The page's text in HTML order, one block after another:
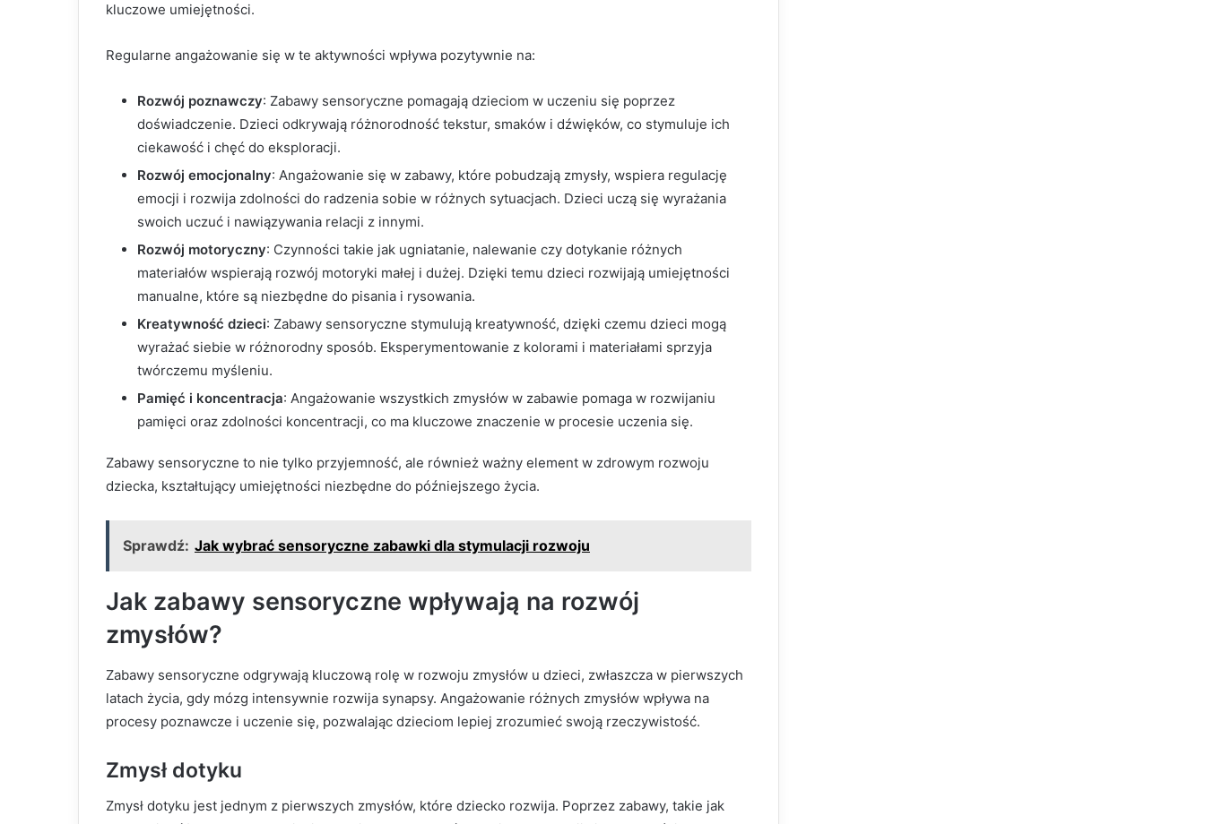
kluczowe umiejętności.
Regularne angażowanie się w te aktywności wpływa pozytywnie na:
Rozwój poznawczy: Zabawy sensoryczne pomagają dzieciom w uczeniu się poprzez
doświadczenie. Dzieci odkrywają różnorodność tekstur, smaków i dźwięków, co stymuluje ich
ciekawość i chęć do eksploracji.
Rozwój emocjonalny: Angażowanie się w zabawy, które pobudzają zmysły, wspiera regulację
emocji i rozwija zdolności do radzenia sobie w różnych sytuacjach. Dzieci uczą się wyrażania
swoich uczuć i nawiązywania relacji z innymi.
Rozwój motoryczny: Czynności takie jak ugniatanie, nalewanie czy dotykanie różnych
materiałów wspierają rozwój motoryki małej i dużej. Dzięki temu dzieci rozwijają umiejętności
manualne, które są niezbędne do pisania i rysowania.
Kreatywność dzieci: Zabawy sensoryczne stymulują kreatywność, dzięki czemu dzieci mogą
wyrażać siebie w różnorodny sposób. Eksperymentowanie z kolorami i materiałami sprzyja
twórczemu myśleniu.
Pamięć i koncentracja: Angażowanie wszystkich zmysłów w zabawie pomaga w rozwijaniu
pamięci oraz zdolności koncentracji, co ma kluczowe znaczenie w procesie uczenia się.
Zabawy sensoryczne to nie tylko przyjemność, ale również ważny element w zdrowym rozwoju
dziecka, kształtujący umiejętności niezbędne do późniejszego życia.
Sprawdź: Jak wybrać sensoryczne zabawki dla stymulacji rozwoju
Jak zabawy sensoryczne wpływają na rozwój
zmysłów?
Zabawy sensoryczne odgrywają kluczową rolę w rozwoju zmysłów u dzieci, zwłaszcza w pierwszych
latach życia, gdy mózg intensywnie rozwija synapsy. Angażowanie różnych zmysłów wpływa na
procesy poznawcze i uczenie się, pozwalając dzieciom lepiej zrozumieć swoją rzeczywistość.
Zmysł dotyku
Zmysł dotyku jest jednym z pierwszych zmysłów, które dziecko rozwija. Poprzez zabawy, takie jak